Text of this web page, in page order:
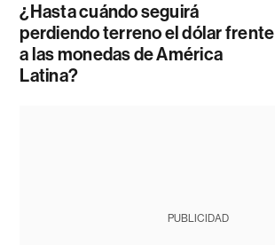
¿Hasta cuándo seguirá
perdiendo terreno el dólar frente
a las monedas de América
Latina?
PUBLICIDAD